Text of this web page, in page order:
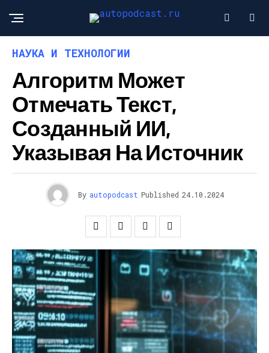
НАУКА И ТЕХНОЛОГИИ
Алгоритм Может
Отмечать Текст,
Созданный ИИ,
Указывая На Источник
By autopodcast Published 24.10.2024